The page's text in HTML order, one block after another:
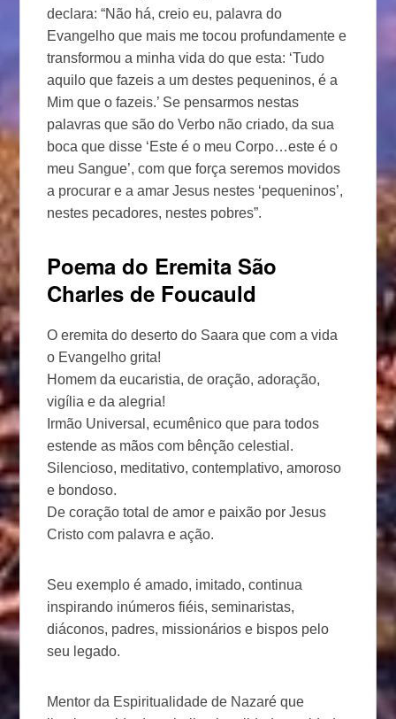
declara: “Não há, creio eu, palavra do
Evangelho que mais me tocou profundamente e
transformou a minha vida do que esta: ‘Tudo
aquilo que fazeis a um destes pequeninos, é a
Mim que o fazeis.’ Se pensarmos nestas
palavras que são do Verbo não criado, da sua
boca que disse ‘Este é o meu Corpo…este é o
meu Sangue’, com que força seremos movidos
a procurar e a amar Jesus nestes ‘pequeninos’,
nestes pecadores, nestes pobres”.
Poema do Eremita São
Charles de Foucauld
O eremita do deserto do Saara que com a vida
o Evangelho grita!
Homem da eucaristia, de oração, adoração,
vigília e da alegria!
Irmão Universal, ecumênico que para todos
estende as mãos com bênção celestial.
Silencioso, meditativo, contemplativo, amoroso
e bondoso.
De coração total de amor e paixão por Jesus
Cristo com palavra e ação.
Seu exemplo é amado, imitado, continua
inspirando inúmeros fiéis, seminaristas,
diáconos, padres, missionários e bispos pelo
seu legado.
Mentor da Espiritualidade de Nazaré que